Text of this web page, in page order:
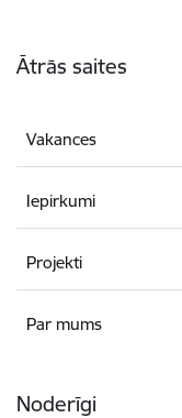
Ātrās saites
Vakances
Iepirkumi
Projekti
Par mums
Noderīgi